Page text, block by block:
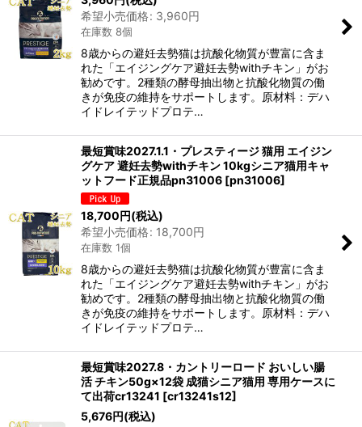
希望小売価格: 3,960円
在庫数 8個
8歳からの避妊去勢猫は抗酸化物質が豊富に含ま
れた「エイジングケア避妊去勢withチキン」がお
勧めです。2種類の酵母抽出物と抗酸化物質の働
きが免疫の維持をサポートします。原材料：デハ
イドレイテッドプロテ…
最短賞味2027.1.1・プレスティージ 猫用 エイジン
グケア 避妊去勢withチキン 10kgシニア猫用キャ
ットフード正規品pn31006 [pn31006]
18,700円(税込)
希望小売価格: 18,700円
在庫数 1個
8歳からの避妊去勢猫は抗酸化物質が豊富に含ま
れた「エイジングケア避妊去勢withチキン」がお
勧めです。2種類の酵母抽出物と抗酸化物質の働
きが免疫の維持をサポートします。原材料：デハ
イドレイテッドプロテ…
最短賞味2027.8・カントリーロード おいしい腸
活 チキン50g×12袋 成猫シニア猫用 専用ケースに
て出荷cr13241 [cr13241s12]
5,676円(税込)